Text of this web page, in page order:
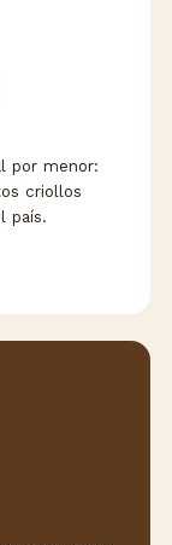
por menor:
criollos
país.